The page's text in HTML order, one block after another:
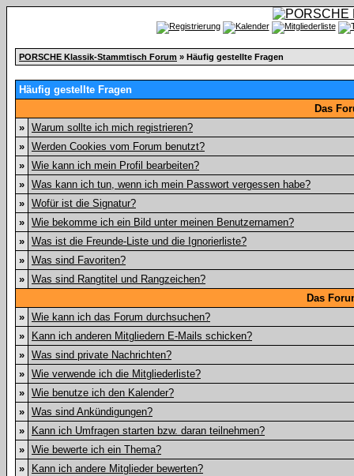
PORSCHE Klassik-Stammtisch Forum » Häufig gestellte Fragen
Häufig gestellte Fragen
Das
» Warum sollte ich mich registrieren?
» Werden Cookies vom Forum benutzt?
» Wie kann ich mein Profil bearbeiten?
» Was kann ich tun, wenn ich mein Passwort vergessen habe?
» Wofür ist die Signatur?
» Wie bekomme ich ein Bild unter meinen Benutzernamen?
» Was ist die Freunde-Liste und die Ignorierliste?
» Was sind Favoriten?
» Was sind Rangtitel und Rangzeichen?
Das
» Wie kann ich das Forum durchsuchen?
»
Kann ich anderen Mitgliedern E-Mails schicken?
» Was sind private Nachrichten?
» Wie verwende ich die Mitgliederliste?
» Wie benutze ich den Kalender?
» Was sind Ankündigungen?
»
Kann ich Umfragen starten bzw. daran teilnehmen?
» Wie bewerte ich ein Thema?
»
Kann ich andere Mitglieder bewerten?